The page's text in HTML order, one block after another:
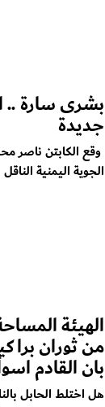
بشرى سارة ..
جديدة
وقع الكابتن ناصر
الجوية اليمنية
الهيئة
من ثوران
بان القادم
هل اختلط الحابل